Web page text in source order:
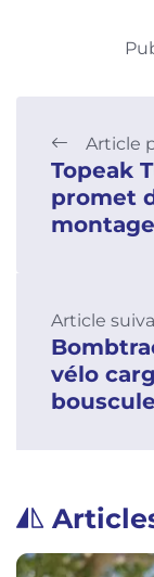
Article
Topeak
promet
Article
vélo